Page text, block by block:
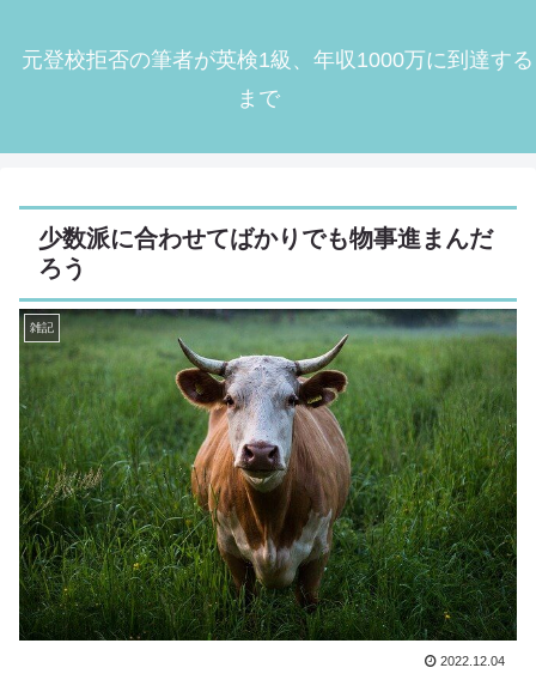
元登校拒否の筆者が英検1級、年収1000万に到達する
まで
少数派に合わせてばかりでも物事進まんだ
ろう
雑記
2022.12.04